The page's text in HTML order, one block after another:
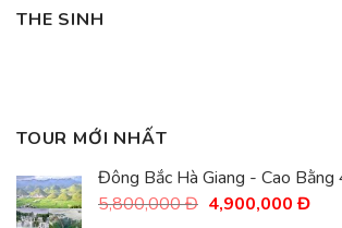
THE SINH
TOUR MỚI NHẤT
Đông Bắc Hà Giang - Cao
5,800,000Đ Giá
4,900,000ĐGiá